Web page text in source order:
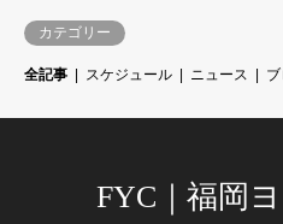
カテゴリー
全記事 スケジュール ニュース
FYC｜福岡